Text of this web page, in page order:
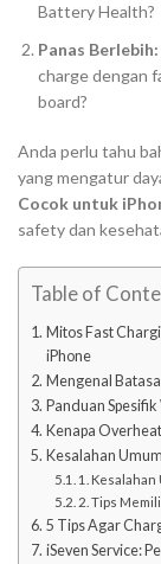
Battery Health?
Panas Berlebih:
chargedengan
board?
Anda perlu tahu
yang mengatur
Cocok untuk
safetydan
Table of
Mitos Fast
iPhone
Mengenal
Panduan
Kenapa
Kesalahan
1. Kesalahan
2. Tips
5 Tips Agar
iSeven Service: